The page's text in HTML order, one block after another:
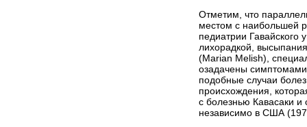
Отметим, что
местом с наибольшей
педиатрии
лихорадкой,
(Marian Melish),
озадачены
подобные случаи
происхождения,
с болезнью Кавасаки и
независимо в США